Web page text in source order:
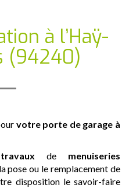
à l’Haÿ-
(94240)
votre porte de garage à
travaux de menuiseries
pose ou le remplacement de
disposition le savoir-faire